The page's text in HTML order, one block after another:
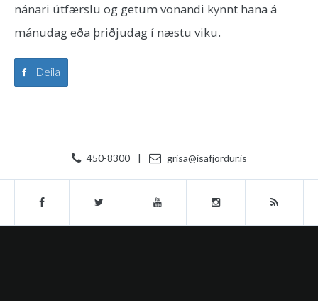
nánari útfærslu og getum vonandi kynnt hana á
mánudag eða þriðjudag í næstu viku.
Deila
450-8300 | grisa@isafjordur.is